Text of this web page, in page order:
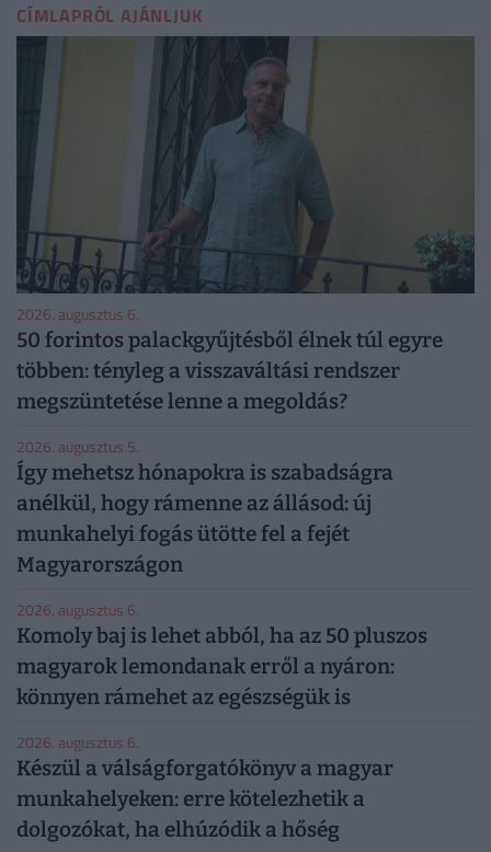
CÍMLAPRÓL AJÁNLJUK
2026. augusztus 6.
50 forintos palackgyűjtésből élnek túl egyre
többen: tényleg a visszaváltási rendszer
megszüntetése lenne a megoldás?
2026. augusztus 5.
Így mehetsz hónapokra is szabadságra
anélkül, hogy rámenne az állásod: új
munkahelyi fogás ütötte fel a fejét
Magyarországon
2026. augusztus 6.
Komoly baj is lehet abból, ha az 50 pluszos
magyarok lemondanak erről a nyáron:
könnyen rámehet az egészségük is
2026. augusztus 6.
Készül a válságforgatókönyv a magyar
munkahelyeken: erre kötelezhetik a
dolgozókat, ha elhúzódik a hőség